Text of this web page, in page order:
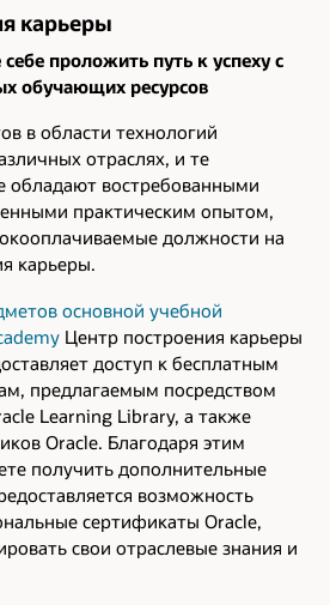
карьеры
проложить путь к успеху с
обучающих ресурсов
в области технологий
отраслях, и те
обладают востребованными
практическим опытом,
должности на
карьеры.
основной учебной
Центр построения карьеры
доступ к бесплатным
предлагаемым посредством
Learning Library, а также
Oracle. Благодаря этим
получить дополнительные
возможность
сертификаты Oracle,
свои отраслевые знания и